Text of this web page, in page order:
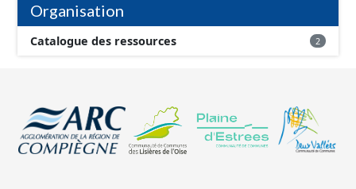
Organisation
Catalogue des ressources 2